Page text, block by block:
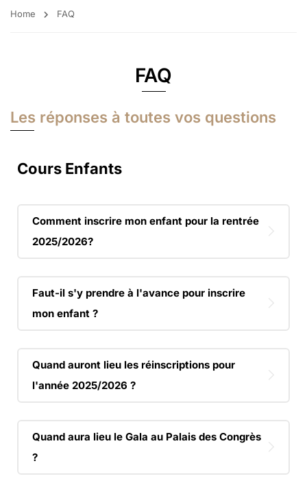
Home FAQ
FAQ
Les réponses à toutes vos questions
Cours Enfants
Comment inscrire mon enfant pour la rentrée
2025/2026?
Faut-il s'y prendre à l'avance pour inscrire
mon enfant ?
Quand auront lieu les réinscriptions pour
l'année 2025/2026 ?
Quand aura lieu le Gala au Palais des Congrès
?